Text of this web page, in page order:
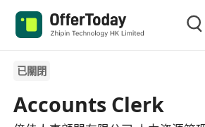
已關閉
Accounts Clerk